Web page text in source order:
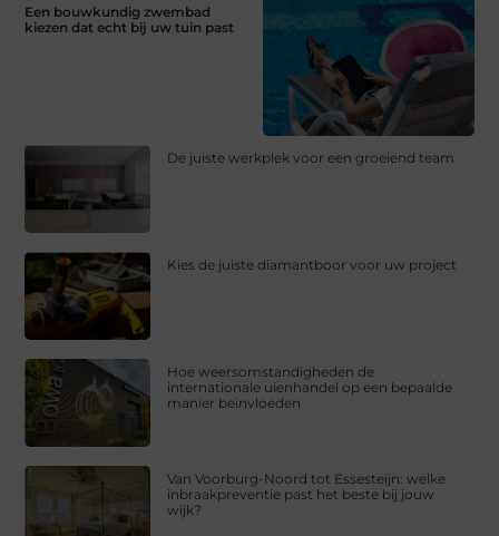
Een bouwkundig zwembad
kiezen dat echt bij uw tuin past
De juiste werkplek voor een groeiend team
Kies de juiste diamantboor voor uw project
Hoe weersomstandigheden de
internationale uienhandel op een bepaalde
manier beïnvloeden
Van Voorburg-Noord tot Essesteijn: welke
inbraakpreventie past het beste bij jouw
wijk?